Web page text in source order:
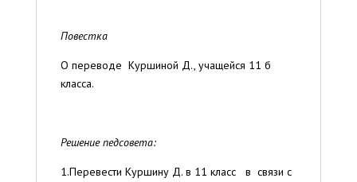
Повестка
О переводе Куршиной Д., учащейся 11 б
класса.
Решение педсовета:
1.Перевести Куршину Д. в 11 класс в связи с